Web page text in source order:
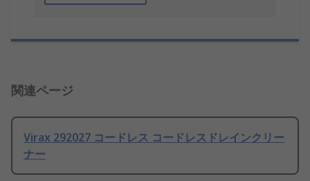
関連ページ
Virax 292027 コードレス コードレスドレインクリー
ナー